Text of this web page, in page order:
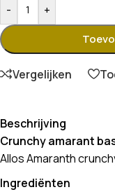
- +
Vergelijken
Beschrijving
Crunchy amarant
Allos Amaranth
Ingrediënten